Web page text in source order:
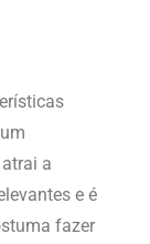
a
e é
fazer